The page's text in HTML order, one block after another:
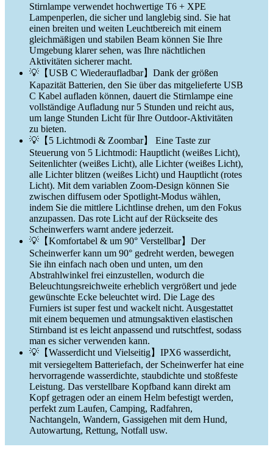
Stirnlampe verwendet hochwertige T6 + XPE
Lampenperlen, die sicher und langlebig sind. Sie hat
einen breiten und weiten Leuchtbereich mit einem
gleichmäßigen und stabilen Beam können Sie Ihre
Umgebung klarer sehen, was Ihre nächtlichen
Aktivitäten sicherer macht.
💡【USB C Wiederaufladbar】Dank der größen
Kapazität Batterien, den Sie über das mitgelieferte USB
C Kabel aufladen können, dauert die Stirnlampe eine
vollständige Aufladung nur 5 Stunden und reicht aus,
um lange Stunden Licht für Ihre Outdoor-Aktivitäten
zu bieten.
💡【5 Lichtmodi & Zoombar】 Eine Taste zur
Steuerung von 5 Lichtmodi: Hauptlicht (weißes Licht),
Seitenlichter (weißes Licht), alle Lichter (weißes Licht),
alle Lichter blitzen (weißes Licht) und Hauptlicht (rotes
Licht). Mit dem variablen Zoom-Design können Sie
zwischen diffusem oder Spotlight-Modus wählen,
indem Sie die mittlere Lichtlinse drehen, um den Fokus
anzupassen. Das rote Licht auf der Rückseite des
Scheinwerfers warnt andere jederzeit.
💡【Komfortabel & um 90° Verstellbar】Der
Scheinwerfer kann um 90° gedreht werden, bewegen
Sie ihn einfach nach oben und unten, um den
Abstrahlwinkel frei einzustellen, wodurch die
Beleuchtungsreichweite erheblich vergrößert und jede
gewünschte Ecke beleuchtet wird. Die Lage des
Furniers ist super fest und wackelt nicht. Ausgestattet
mit einem bequemen und atmungsaktiven elastischen
Stirnband ist es leicht anpassend und rutschtfest, sodass
man es sicher verwenden kann.
💡【Wasserdicht und Vielseitig】IPX6 wasserdicht,
mit versiegeltem Batteriefach, der Scheinwerfer hat eine
hervorragende wasserdichte, staubdichte und stoßfeste
Leistung. Das verstellbare Kopfband kann direkt am
Kopf getragen oder an einem Helm befestigt werden,
perfekt zum Laufen, Camping, Radfahren,
Nachtangeln, Wandern, Gassigehen mit dem Hund,
Autowartung, Rettung, Notfall usw.